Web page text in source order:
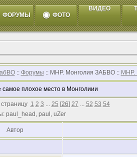
ФОРУМЫ ◉ ФОТО
ВИДЕО
:: Форумы :: МНР. Монголия ЗАБВО :: МНР.
самое плохое место в Монголиии
1 2 3 ... 25 [26] 27 ... 52 53 54
paul_head, paul, uZer
Автор